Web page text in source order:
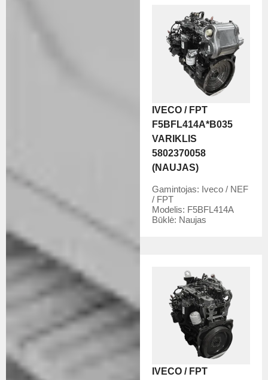
IVECO / FPT
F5BFL414A*B035
VARIKLIS
5802370058
(NAUJAS)
Gamintojas: Iveco / NEF
/ FPT
Modelis: F5BFL414A
Būklė: Naujas
IVECO / FPT